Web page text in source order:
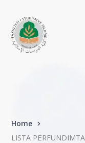
Home
LISTA